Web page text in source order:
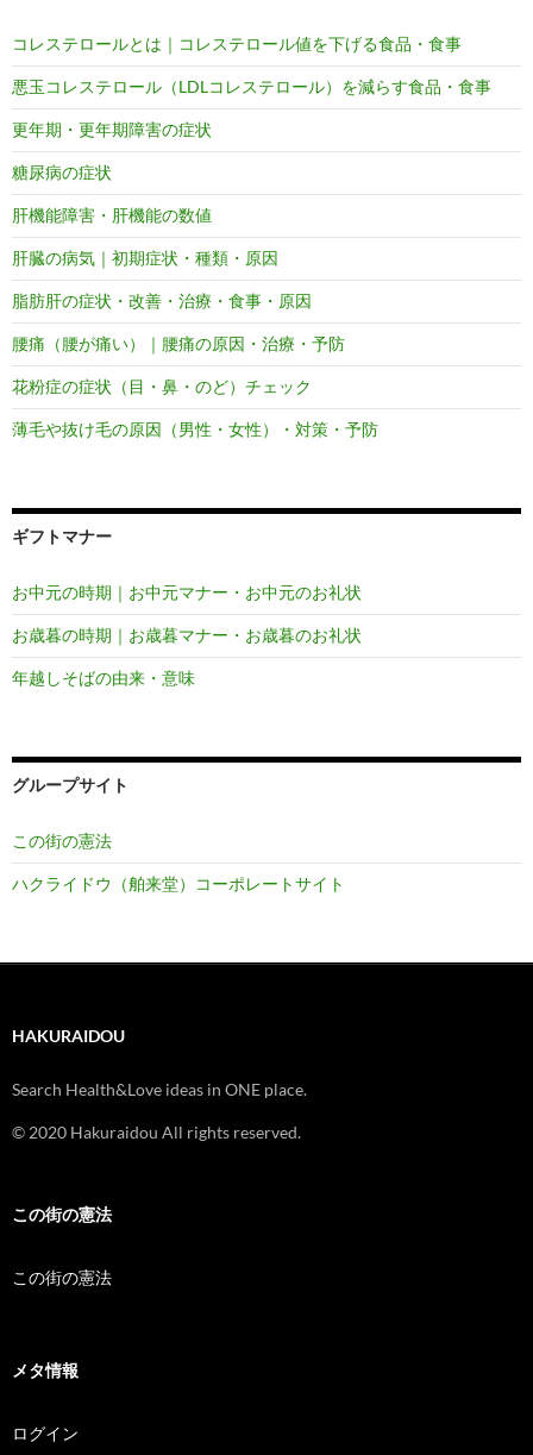
コレステロールとは｜コレステロール値を下げる食品・食事
悪玉コレステロール（LDLコレステロール）を減らす食品・食事
更年期・更年期障害の症状
糖尿病の症状
肝機能障害・肝機能の数値
肝臓の病気｜初期症状・種類・原因
脂肪肝の症状・改善・治療・食事・原因
腰痛（腰が痛い）｜腰痛の原因・治療・予防
花粉症の症状（目・鼻・のど）チェック
薄毛や抜け毛の原因（男性・女性）・対策・予防
ギフトマナー
お中元の時期｜お中元マナー・お中元のお礼状
お歳暮の時期｜お歳暮マナー・お歳暮のお礼状
年越しそばの由来・意味
グループサイト
この街の憲法
ハクライドウ（舶来堂）コーポレートサイト
HAKURAIDOU
Search Health&Love ideas in ONE place.
© 2020 Hakuraidou All rights reserved.
この街の憲法
この街の憲法
メタ情報
ログイン